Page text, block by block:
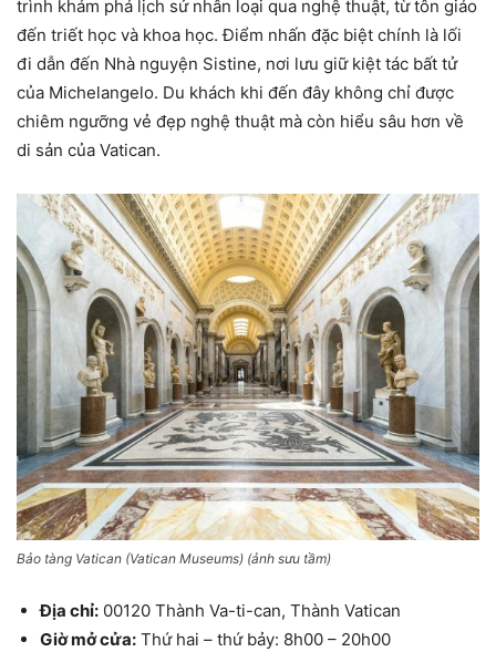
trình khám phá lịch sử nhân loại qua nghệ thuật, từ tôn giáo
đến triết học và khoa học. Điểm nhấn đặc biệt chính là lối
đi dẫn đến Nhà nguyện Sistine, nơi lưu giữ kiệt tác bất tử
của Michelangelo. Du khách khi đến đây không chỉ được
chiêm ngưỡng vẻ đẹp nghệ thuật mà còn hiểu sâu hơn về
di sản của Vatican.
Bảo tàng Vatican (Vatican Museums) (ảnh sưu tầm)
Địa chỉ: 00120 Thành Va-ti-can, Thành Vatican
Giờ mở cửa: Thứ hai – thứ bảy: 8h00 – 20h00